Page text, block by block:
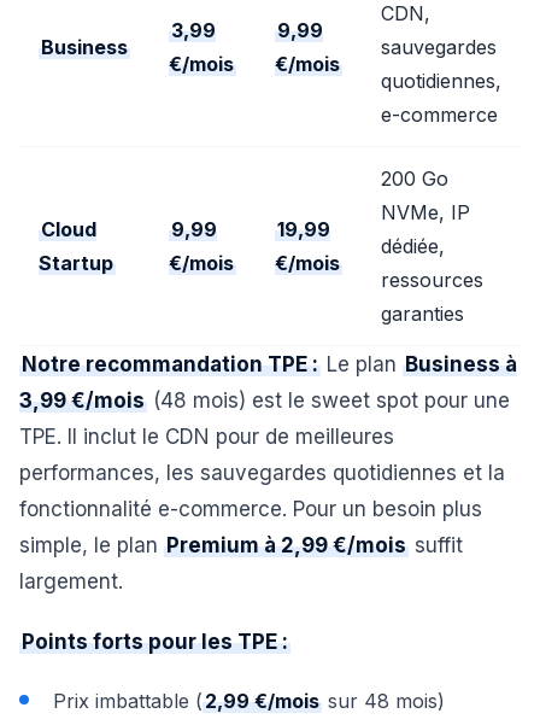
Business
3,99
€/mois
9,99
€/mois
CDN,
sauvegardes
quotidiennes,
e-commerce
Cloud
Startup
9,99
€/mois
19,99
€/mois
200 Go
NVMe, IP
dédiée,
ressources
garanties
Notre recommandation TPE : Le plan Business à
3,99 €/mois (48 mois) est le sweet spot pour une
TPE. Il inclut le CDN pour de meilleures
performances, les sauvegardes quotidiennes et la
fonctionnalité e-commerce. Pour un besoin plus
simple, le plan Premium à 2,99 €/mois suffit
largement.
Points forts pour les TPE :
Prix imbattable (2,99 €/mois sur 48 mois)